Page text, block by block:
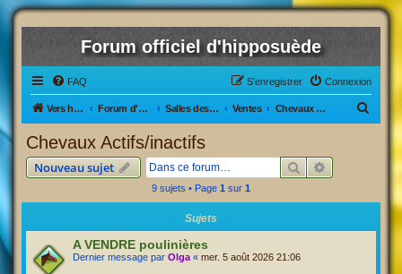
Forum officiel d'hipposuède
FAQ Connexion
S’enregistrer
Vers hipposuède, le jeu ! Forum d'hipposuède Salles des Ventes Ventes Chevaux Actifs/inactifs
Chevaux Actifs/inactifs
Nouveau sujet RechercherRecherche
9 sujets • Page 1 sur 1
Sujets
A VENDRE poulinières
Dernier message par Olga « mer. 5 août 2026 21:06